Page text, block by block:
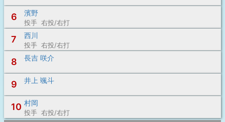
6 濱野
投手 右投/右打
7 西川
投手 右投/右打
8 長吉 咲介
9 井上 颯斗
10 村岡
投手 右投/右打